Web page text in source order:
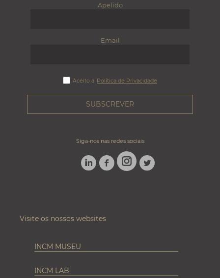
Apelido
Email
Aceito a Política de Privacidade
Siga-nos nas redes sociais
LINKEDINFACEBOOK
INSTAGRAM
TWITTER
Visite os nossos websites
INCM MUSEU
INCM LAB